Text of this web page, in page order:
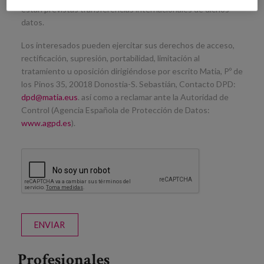
están previstas transferencias internacionales de dichos
datos.
Los interesados pueden ejercitar sus derechos de acceso,
rectificación, supresión, portabilidad, limitación al
tratamiento u oposición dirigiéndose por escrito Matia, Pº de
los Pinos 35, 20018 Donostia-S. Sebastián, Contacto DPD:
dpd@matia.eus. así como a reclamar ante la Autoridad de
Control (Agencia Española de Protección de Datos:
www.agpd.es).
ENVIAR
Profesionales